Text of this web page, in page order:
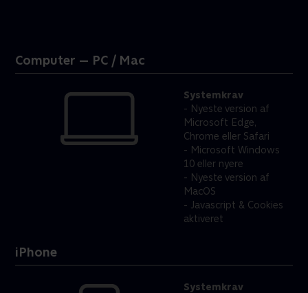
Computer — PC / Mac
Systemkrav
Nyeste version af
Microsoft Edge,
Chrome eller Safari
Microsoft Windows
10 eller nyere
Nyeste version af
MacOS
Javascript & Cookies
aktiveret
iPhone
Systemkrav